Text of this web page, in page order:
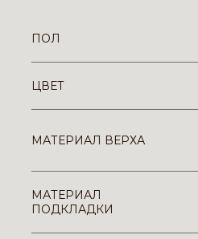
ПОЛ
ЦВЕТ
МАТЕРИАЛ ВЕРХА
МАТЕРИАЛ
ПОДКЛАДКИ